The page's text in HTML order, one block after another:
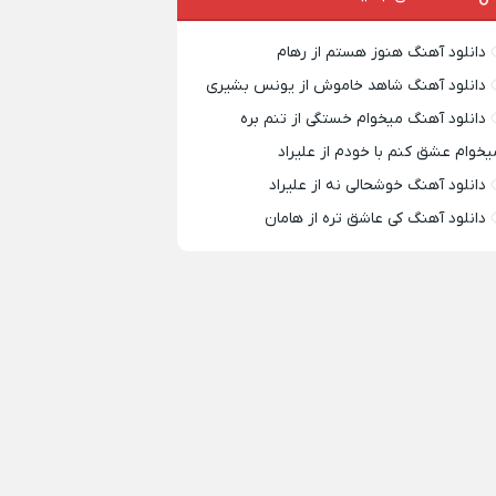
دانلود آهنگ هنوز هستم از رهام
دانلود آهنگ شاهد خاموش از یونس بشیری
دانلود آهنگ میخوام خستگی از تنم بره
عشق کنم با خودم از علیراد
دانلود آهنگ خوشحالی نه از علیراد
دانلود آهنگ کی عاشق تره از هامان